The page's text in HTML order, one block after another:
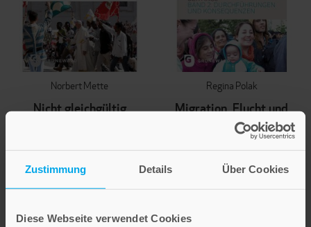
Zustimmung Details Über Cookies
Diese Webseite verwendet Cookies
Norbert Mette
Nicht gleichgültig
Die soziale Botschaft von
15,00 €
IN DEN WARENKORB
Regina Polak
Migration, Flucht und
Religion
Praktisch-theologische
Beiträge - Band 2:
Durchführungen und
Konsequenzen